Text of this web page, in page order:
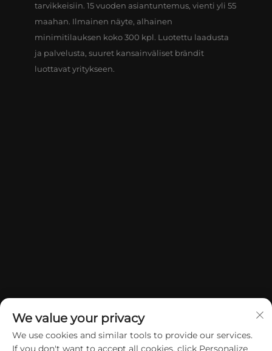
tarvikkeisiin. 15 vuoden asiantuntemus, vienti yli 55
maahan. Ilmainen näyte, alhainen
minimitilauksen koko 300 kpl. Luotettu laadusta
ja palvelusta, suuret kansainväliset brändit
luottavat yritykseen.
We value your privacy
We use cookies and similar tools to provide our services.
If you don't want to accept all cookies, click Personalize